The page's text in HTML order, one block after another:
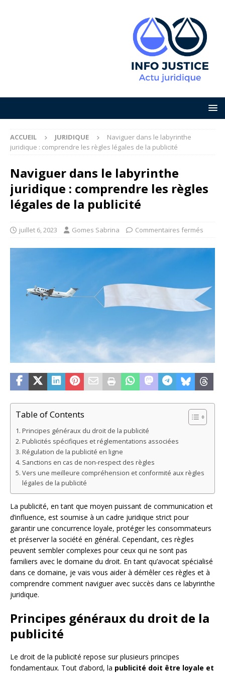
ACCUEIL JURIDIQUE
Naviguer dans le labyrinthe
juridique : comprendre les règles légales de la publicité
Naviguer dans le labyrinthe
juridique : comprendre les règles
légales de la publicité
juillet 6, 2023 Gomes Sabrina Commentaires fermés
Table of Contents
Principes généraux du droit de la publicité
Publicités spécifiques et réglementations associées
Régulation de la publicité en ligne
Sanctions en cas de non-respect des règles
Vers une meilleure compréhension et conformité aux règles
légales de la publicité
La publicité, en tant que moyen puissant de communication et
d’influence, est soumise à un cadre juridique strict pour
garantir une concurrence loyale, protéger les consommateurs
et préserver la société en général. Cependant, ces règles
peuvent sembler complexes pour ceux qui ne sont pas
familiers avec le domaine du droit. En tant qu’avocat spécialisé
dans ce domaine, je vais vous aider à démêler ces règles et à
comprendre comment naviguer avec succès dans ce labyrinthe
juridique.
Principes généraux du droit de la
publicité
Le droit de la publicité repose sur plusieurs principes
fondamentaux. Tout d’abord, la publicité doit être loyale et